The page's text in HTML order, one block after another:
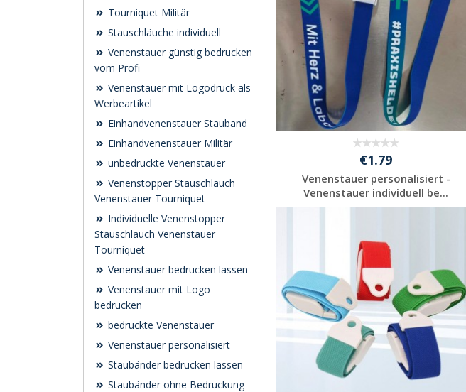
Tourniquet Militär
Stauschläuche individuell
Venenstauer günstig bedrucken
vom Profi
Venenstauer mit Logodruck als
Werbeartikel
Einhandvenenstauer Stauband
Einhandvenenstauer Militär
unbedruckte Venenstauer
Venenstopper Stauschlauch
Venenstauer Tourniquet
Individuelle Venenstopper
Stauschlauch Venenstauer
Tourniquet
Venenstauer bedrucken lassen
Venenstauer mit Logo
bedrucken
bedruckte Venenstauer
Venenstauer personalisiert
Staubänder bedrucken lassen
Staubänder ohne Bedruckung
€1.79
Venenstauer personalisiert -
Venenstauer individuell be...
anfragen